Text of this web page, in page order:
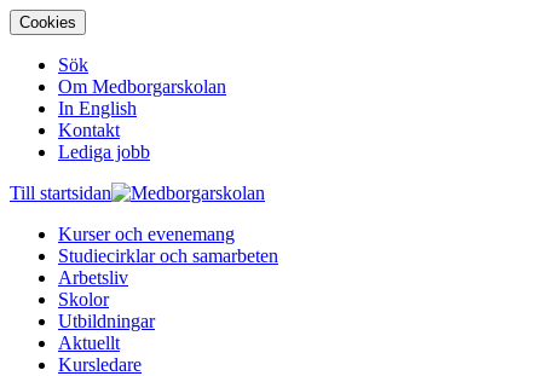
Cookies
Sök
Om Medborgarskolan
In English
Kontakt
Lediga jobb
Till startsidan
Kurser och evenemang
Studiecirklar och samarbeten
Arbetsliv
Skolor
Utbildningar
Aktuellt
Kursledare